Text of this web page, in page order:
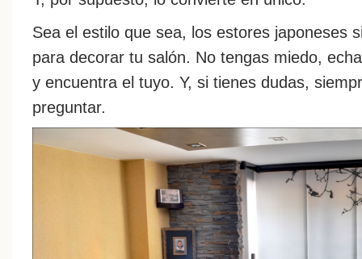
Sea el estilo que sea, los estores japoneses
para decorar tu salón. No tengas miedo,
y encuentra el tuyo. Y, si tienes dudas,
preguntar.